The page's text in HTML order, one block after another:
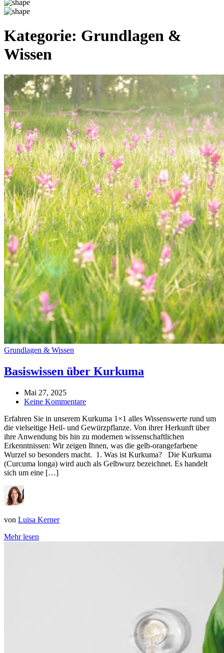
Kategorie: Grundlagen &
Wissen
Grundlagen & Wissen
Basiswissen über Kurkuma
Mai 27, 2025
Keine Kommentare
Erfahren Sie in unserem Kurkuma 1×1 alles Wissenswerte rund um
die vielseitige Heil- und Gewürzpflanze. Von ihrer Herkunft über
ihre Anwendung bis hin zu modernen wissenschaftlichen
Erkenntnissen: Wir zeigen Ihnen, was die gelb-orangefarbene
Wurzel so besonders macht. 1. Was ist Kurkuma? Die Kurkuma
(Curcuma longa) wird auch als Gelbwurz bezeichnet. Es handelt
sich um eine […]
von Luisa Kerner
Mehr lesen